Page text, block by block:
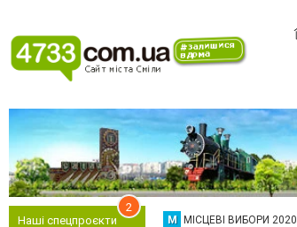
Наші спецпроєкти
2
М МІСЦЕВІ ВИБОРИ 2020